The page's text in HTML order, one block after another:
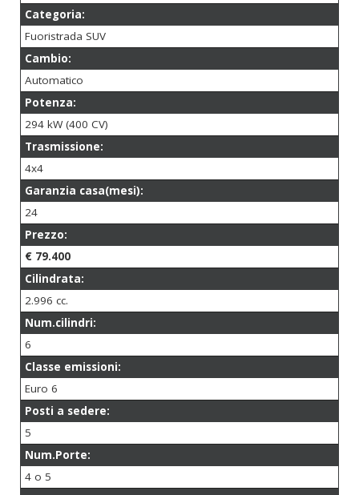
Categoria:
Fuoristrada SUV
Cambio:
Automatico
Potenza:
294 kW (400 CV)
Trasmissione:
4x4
Garanzia casa(mesi):
24
Prezzo:
€ 79.400
Cilindrata:
2.996 cc.
Num.cilindri:
6
Classe emissioni:
Euro 6
Posti a sedere:
5
Num.Porte:
4 o 5